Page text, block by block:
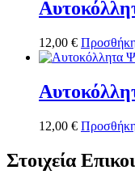
12,00 €
12,00 €
Στοιχεία